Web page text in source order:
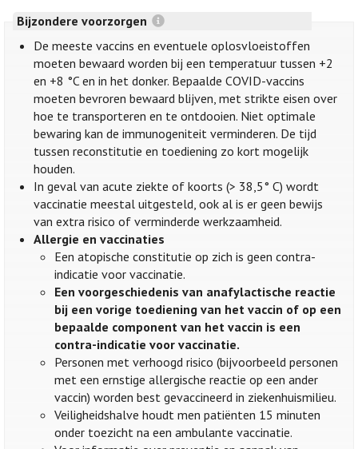
Bijzondere voorzorgen
De meeste vaccins en eventuele oplosvloeistoffen
moeten bewaard worden bij een temperatuur tussen +2
en +8 °C en in het donker. Bepaalde COVID-vaccins
moeten bevroren bewaard blijven, met strikte eisen over
hoe te transporteren en te ontdooien. Niet optimale
bewaring kan de immunogeniteit verminderen. De tijd
tussen reconstitutie en toediening zo kort mogelijk
houden.
In geval van acute ziekte of koorts (> 38,5° C) wordt
vaccinatie meestal uitgesteld, ook al is er geen bewijs
van extra risico of verminderde werkzaamheid.
Allergie en vaccinaties
Een atopische constitutie op zich is geen contra-
indicatie voor vaccinatie.
Een voorgeschiedenis van anafylactische reactie
bij een vorige toediening van het vaccin of op een
bepaalde component van het vaccin is een
contra-indicatie voor vaccinatie.
Personen met verhoogd risico (bijvoorbeeld personen
met een ernstige allergische reactie op een ander
vaccin) worden best gevaccineerd in ziekenhuismilieu.
Veiligheidshalve houdt men patiënten 15 minuten
onder toezicht na een ambulante vaccinatie.